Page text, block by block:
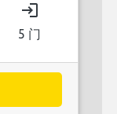
login
5 门